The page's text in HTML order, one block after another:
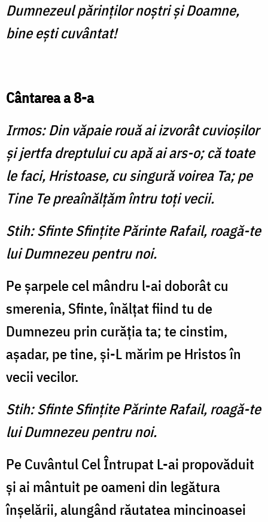
Dumnezeul părinților noștri și Doamne,
bine ești cuvântat!
Cântarea a 8-a
Irmos: Din văpaie rouă ai izvorât cuvioșilor
și jertfa dreptului cu apă ai ars-o; că toate
le faci, Hristoase, cu singură voirea Ta; pe
Tine Te preaînălțăm întru toți vecii.
Stih: Sfinte Sfințite Părinte Rafail, roagă-te
lui Dumnezeu pentru noi.
Pe șarpele cel mândru l-ai doborât cu
smerenia, Sfinte, înălțat fiind tu de
Dumnezeu prin curăția ta; te cinstim,
așadar, pe tine, și-L mărim pe Hristos în
vecii vecilor.
Stih: Sfinte Sfințite Părinte Rafail, roagă-te
lui Dumnezeu pentru noi.
Pe Cuvântul Cel Întrupat L-ai propovăduit
și ai mântuit pe oameni din legătura
înșelării, alungând răutatea mincinoasei